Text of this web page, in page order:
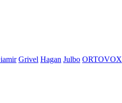
Grivel Hagan Julbo ORTOVOX